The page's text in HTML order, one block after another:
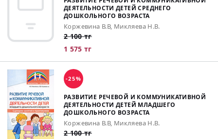
ДЕЯТЕЛЬНОСТИ ДЕТЕЙ СРЕДНЕГО
ДОШКОЛЬНОГО ВОЗРАСТА
Коржевина В.В, Микляева Н.В.
2 100 тг
1 575 тг
-25%
РАЗВИТИЕ РЕЧЕВОЙ И КОММУНИКАТИВНОЙ
ДЕЯТЕЛЬНОСТИ ДЕТЕЙ МЛАДШЕГО
ДОШКОЛЬНОГО ВОЗРАСТА
Коржевина В.В, Микляева Н.В.
2 100 тг